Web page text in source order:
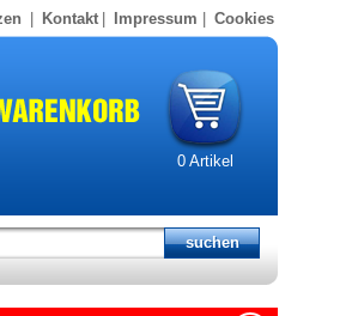
Kontakt Impressum Cookies
0Artikel